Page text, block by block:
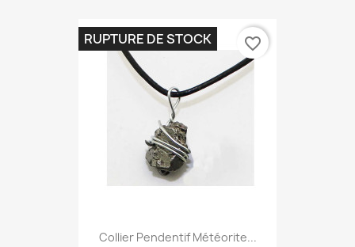
Collier Pendentif Météorite...
RUPTURE DE STOCK favorite_border